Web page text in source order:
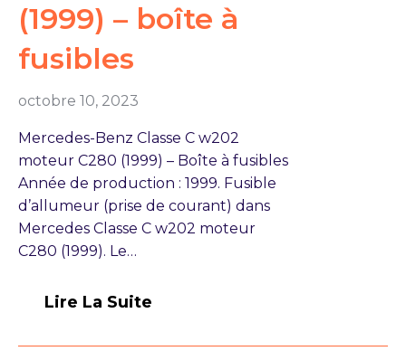
(1999) – boîte à
fusibles
octobre 10, 2023
Mercedes-Benz Classe C w202
moteur C280 (1999) – Boîte à fusibles
Année de production : 1999. Fusible
d’allumeur (prise de courant) dans
Mercedes Classe C w202 moteur
C280 (1999). Le…
Lire La Suite